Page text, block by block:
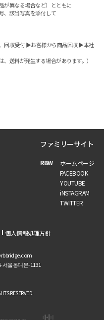
が異なる場合など）とともに
、該当写真を添付して
回収受付 ▶お客様から商品回収 ▶本社
、送料が発生する場合があります。）
ファミリーサイト
RBW
ホームページ
FACEBOOK
YOUTUBE
iNSTAGRAM
TWITTER
個人情報処理方針
서울동대문-1131
RESERVED.